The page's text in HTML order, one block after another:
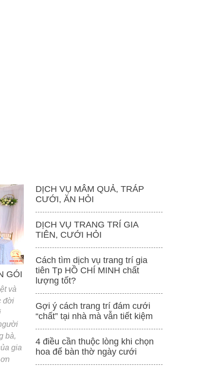
GÓI
và
đời
bà,
gia
DỊCH VỤ MÂM QUẢ, TRÁP
CƯỚI, ĂN HỎI
DỊCH VỤ TRANG TRÍ GIA
TIÊN, CƯỚI HỎI
Cách tìm dịch vụ trang trí gia
tiên Tp HỒ CHÍ MINH chất
lượng tốt?
Gợi ý cách trang trí đám cưới
“chất” tại nhà mà vẫn tiết kiệm
4 điều cần thuộc lòng khi chọn
hoa để bàn thờ ngày cưới